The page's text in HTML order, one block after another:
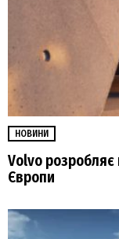
НОВИНИ
Volvo розробляє
Європи